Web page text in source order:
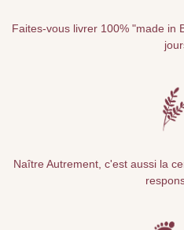
Faites-vous livrer 100% "made in
Naître Autrement, c'est aussi la